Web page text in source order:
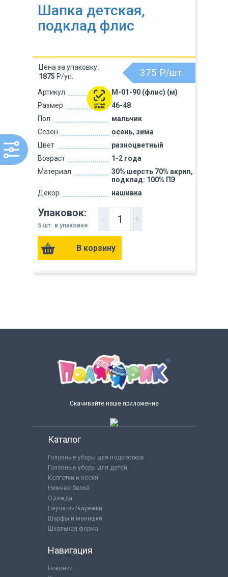
Шапка детская,
подклад флис
Артикул
M-01-90 (флис) (м)
Размер
46-48
Пол
мальчик
Сезон
осень, зима
Цвет
разноцветный
Возраст
1-2 года
Материал
30% шерсть 70% акрил,
подклад: 100% ПЭ
Декор
нашивка
375 Р/шт.
Цена за упаковку:
1875 Р/уп.
Упаковок:
5 шт. в упаковке
- +
Скачивайте наше приложение
Каталог
Головные уборы для подростков
Головные уборы для детей
Колготки и носки
Нижнее бельё
Одежда
Перчатки/варежки
Шарфы и манишки
Школьная форма
Навигация
Новинки